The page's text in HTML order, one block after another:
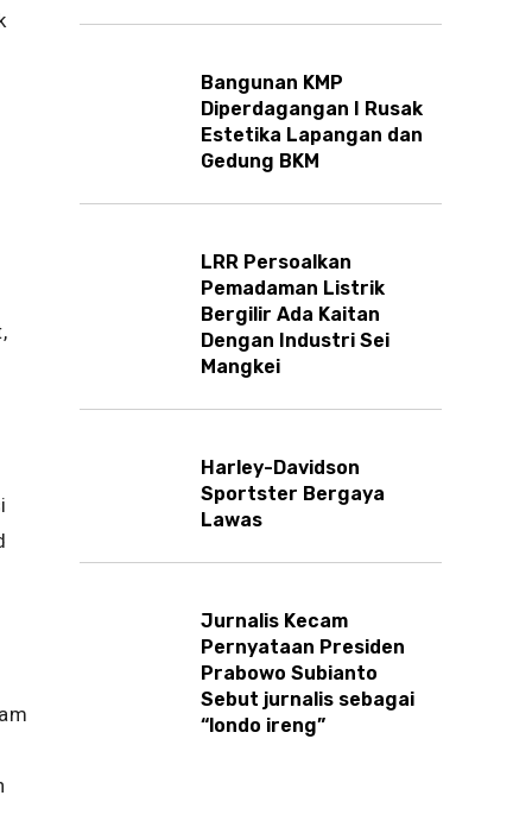
Bangunan KMP
Diperdagangan I Rusak
Estetika Lapangan dan
Gedung BKM
LRR Persoalkan
Pemadaman Listrik
Bergilir Ada Kaitan
Dengan Industri Sei
Mangkei
Harley-Davidson
Sportster Bergaya
Lawas
Jurnalis Kecam
Pernyataan Presiden
Prabowo Subianto
Sebut jurnalis sebagai
“londo ireng”